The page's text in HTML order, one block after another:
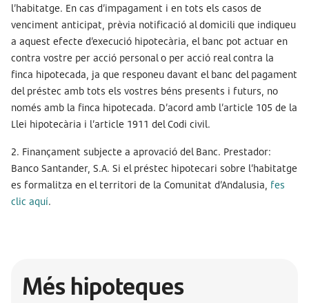
l’habitatge. En cas d’impagament i en tots els casos de
venciment anticipat, prèvia notificació al domicili que indiqueu
a aquest efecte d’execució hipotecària, el banc pot actuar en
contra vostre per acció personal o per acció real contra la
finca hipotecada, ja que responeu davant el banc del pagament
del préstec amb tots els vostres béns presents i futurs, no
només amb la finca hipotecada. D’acord amb l’article 105 de la
Llei hipotecària i l’article 1911 del Codi civil.
2. Finançament subjecte a aprovació del Banc. Prestador:
Banco Santander, S.A. Si el préstec hipotecari sobre l’habitatge
es formalitza en el territori de la Comunitat d’Andalusia, fes
clic aquí.
Més hipoteques